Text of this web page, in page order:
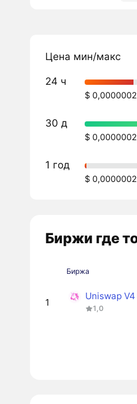
Цена мин/макс
24 ч
$
30 д
$
1 год
$
Биржи где
Биржа
1
Uniswap
1,0